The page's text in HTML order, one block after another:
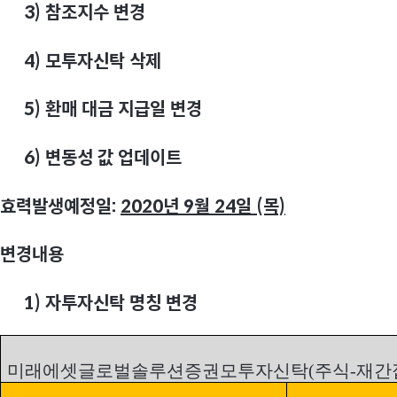
3) 참조지수 변경
4) 모투자신탁 삭제
5) 환매 대금 지급일 변경
6) 변동성 값 업데이트
효력발생예정일: 2020년 9월 24일 (목)
변경내용
1) 자투자신탁 명칭 변경
미래에셋글로벌솔루션증권모투자신탁(주식-재간